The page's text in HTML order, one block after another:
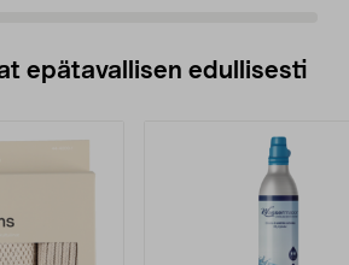
epätavallisen edullisesti